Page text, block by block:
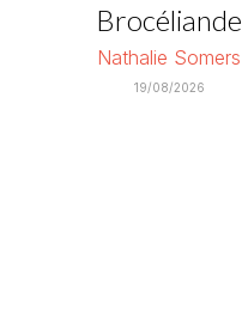
Brocéliande
Nathalie Somers
19/08/2026